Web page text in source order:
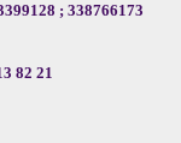
; 338766173
82 21